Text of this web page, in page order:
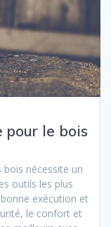
pour le bois
nécessite un
outils les plus
exécution et
le confort et